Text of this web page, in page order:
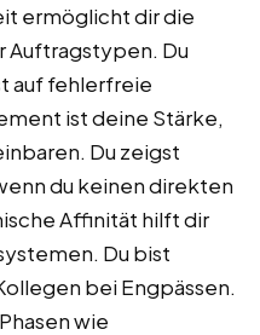
ermöglicht dir die
Auftragstypen. Du
auf fehlerfreie
ist deine Stärke,
Du zeigst
du keinen direkten
Affinität hilft dir
Du bist
bei Engpässen.
wie